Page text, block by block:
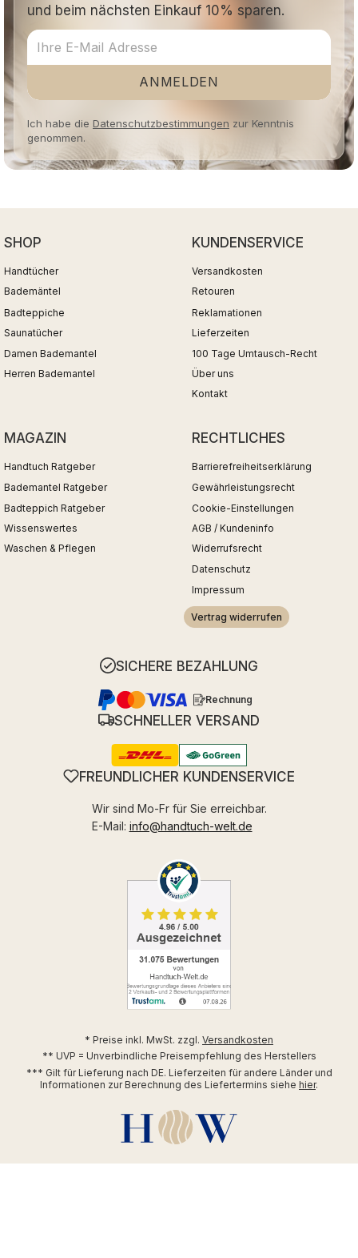
und beim nächsten Einkauf 10% sparen.
ANMELDEN
Ich habe die Datenschutzbestimmungen zur Kenntnis
genommen.
SHOP
Handtücher
Bademäntel
Badteppiche
Saunatücher
Damen Bademantel
Herren Bademantel
KUNDENSERVICE
Versandkosten
Retouren
Reklamationen
Lieferzeiten
100 Tage Umtausch-Recht
Über uns
Kontakt
MAGAZIN
Handtuch Ratgeber
Bademantel Ratgeber
Badteppich Ratgeber
Wissenswertes
Waschen & Pflegen
RECHTLICHES
Barrierefreiheitserklärung
Gewährleistungsrecht
Cookie-Einstellungen
AGB / Kundeninfo
Widerrufsrecht
Datenschutz
Impressum
Vertrag widerrufen
SICHERE BEZAHLUNG
Rechnung
SCHNELLER VERSAND
FREUNDLICHER KUNDENSERVICE
Wir sind Mo-Fr für Sie erreichbar.
E-Mail: info@handtuch-welt.de
* Preise inkl. MwSt. zzgl. Versandkosten
** UVP = Unverbindliche Preisempfehlung des Herstellers
*** Gilt für Lieferung nach DE. Lieferzeiten für andere Länder und
Informationen zur Berechnung des Liefertermins siehe hier.